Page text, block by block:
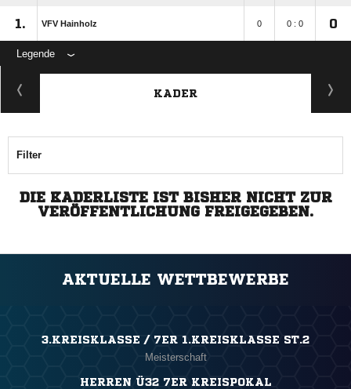
1. VFV Hainholz 0 0 : 0 0
Legende
KADER
Filter
DIE KADERLISTE IST BISHER NICHT ZUR
VERÖFFENTLICHUNG FREIGEGEBEN.
AKTUELLE WETTBEWERBE
3.KREISKLASSE / 7ER 1.KREISKLASSE ST.2
Meisterschaft
HERREN Ü32 7ER KREISPOKAL